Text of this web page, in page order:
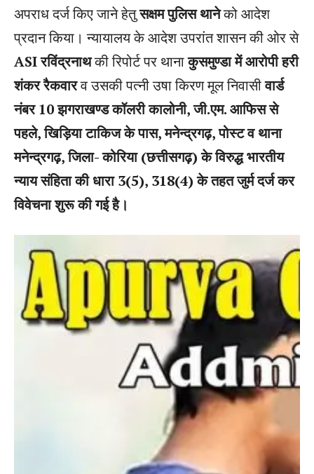
अपराध दर्ज किए जाने हेतुसक्षम पुलिस थानेको आदेश
प्रदान किया। न्यायालय के आदेश उपरांत शासन की ओर से
ASI रविंद्रनाथकी रिपोर्ट पर थानाकुसमुण्डा में आरोपी हरी
शंकर रैकवारव उसकी पत्नी उषा किरण मूल निवासीवार्ड
नंबर 10 झगराखण्ड कॉलरी कालोनी, जी.एम. आफिस से
पहले, खिड़िया टाकिज के पास, मनेन्द्रगढ़, पोस्ट व थाना
मनेन्द्रगढ़, जिला- कोरिया (छत्तीसगढ़) के विरुद्ध भारतीय
न्याय संहिता की धारा 3(5), 318(4) के तहत जुर्म दर्ज कर
विवेचना शुरू की गई है।